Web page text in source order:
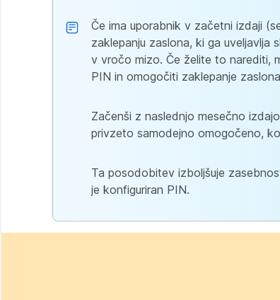
Če ima uporabnik v začetni izdaji
zaklepanju zaslona, ki ga
v vročo mizo. Če želite to narediti,
PIN in omogočiti zaklepanje
Začenši z naslednjo mesečno
privzeto samodejno omogočeno,
Ta posodobitev izboljšuje
je konfiguriran PIN.